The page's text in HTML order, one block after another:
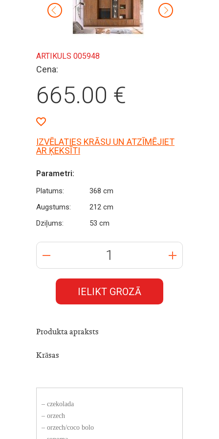
ARTIKULS 005948
Cena:
665.00 €
IZVĒLATIES KRĀSU UN ATZĪMĒJIET
AR ĶEKSĪTI
Parametri:
Platums:
368 cm
Augstums:
212 cm
Dziļums:
53 cm
IELIKT GROZĀ
Produkta apraksts
Krāsas
– czekolada
– orzech
– orzech/coco bolo